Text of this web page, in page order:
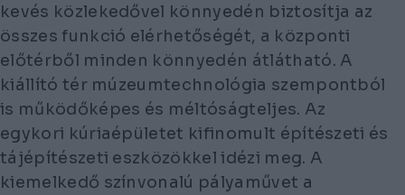
kevés közlekedővel könnyedén biztosítja az
összes funkció elérhetőségét, a központi
előtérből minden könnyedén átlátható. A
kiállító tér múzeumtechnológia szempontból
is működőképes és méltóságteljes. Az
egykori kúriaépületet kifinomult építészeti és
tájépítészeti eszközökkel idézi meg. A
kiemelkedő színvonalú pályaművet a